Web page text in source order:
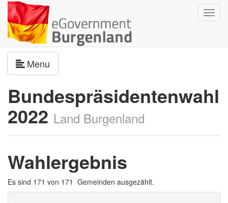
Menu
Bundespräsidentenwahl
2022 Land Burgenland
Wahlergebnis
Es sind 171 von 171 Gemeinden ausgezählt.